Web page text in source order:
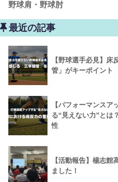
野球肩・野球肘
最近の記事
【野球選手必見】床
管」がキーポイント
【パフォーマンスア
る“見えない力”とは
性
【活動報告】楊志館
ました！